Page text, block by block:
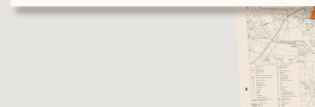
Телевізор